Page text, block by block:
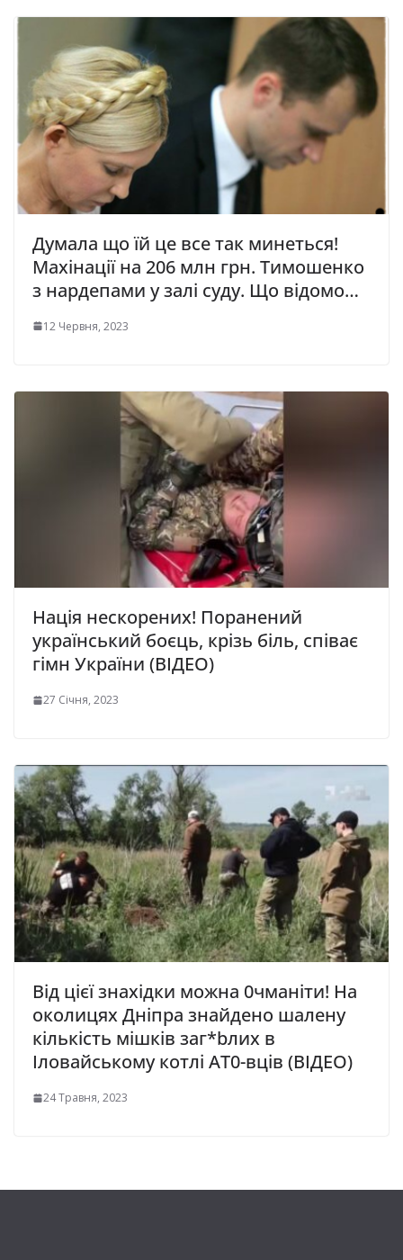
Думала що їй це все так минеться!
Махінації на 206 млн грн. Тимошенко
з нардепами у залі суду. Що відомо…
12 Червня, 2023
Нація нескорених! Поранений
український боєць, крізь біль, співає
гімн України (ВІДЕО)
27 Січня, 2023
Від цієї знахідки можна 0чманіти! На
околицях Дніпра знайдено шалену
кількість мiшкiв заг*bлих в
Ілoвaйcькoмy кoтлi AТ0-вцiв (ВІДЕО)
24 Травня, 2023